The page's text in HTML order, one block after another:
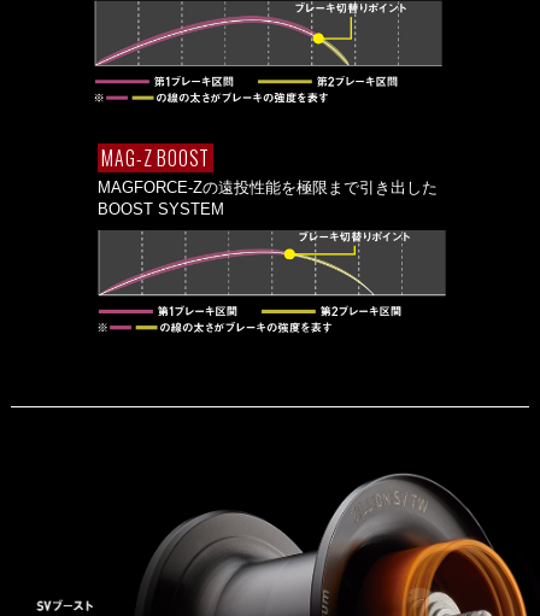
MAG-Z BOOST
MAGFORCE-Zの遠投性能を極限まで引き出した
BOOST SYSTEM